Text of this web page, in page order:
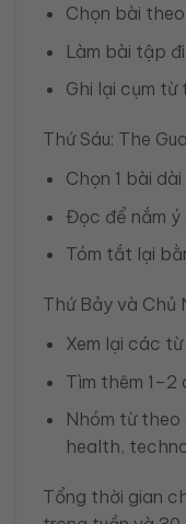
Chọn bài
Làm bài tập
Ghi lại cụm
Thứ Sáu: The
Chọn 1 bài dài
Đọc để nắm ý
Tóm tắt lại
Thứ Bảy và Chủ
Xem lại các từ
Tìm thêm 1–2
Nhóm từ theo
health,
Tổng thời gian